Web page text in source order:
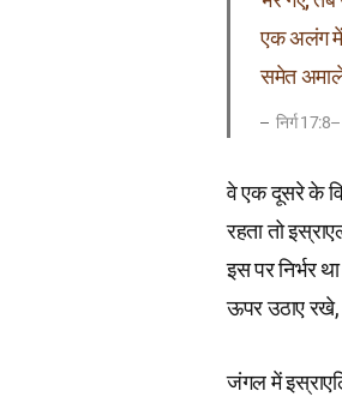
एक अलंग में
समेत
निर्ग
वे एक दूसरे के
रहता तो
इस पर निर्भर
ऊपर उठाए
जंगल में